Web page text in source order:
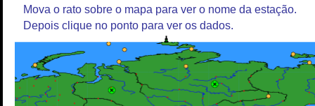
Mova o rato sobre o mapa para ver o nome da estação.
Depois clique no ponto para ver os dados.